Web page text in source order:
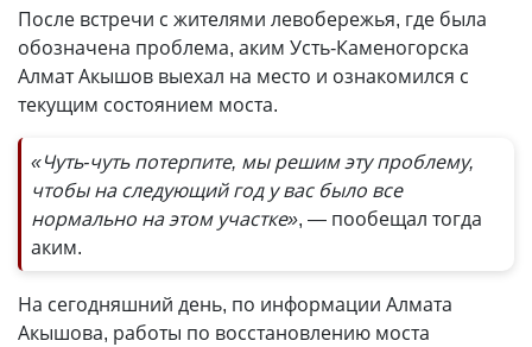
После встречи с жителями левобережья, где была
обозначена проблема, аким Усть-Каменогорска
Алмат Акышов выехал на место и ознакомился с
текущим состоянием моста.
«Чуть-чуть потерпите, мы решим эту проблему,
чтобы на следующий год у вас было все
нормально на этом участке», — пообещал тогда
аким.
На сегодняшний день, по информации Алмата
Акышова, работы по восстановлению моста